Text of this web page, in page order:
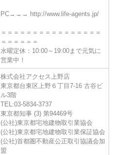
PC→→→ http://www.life-agents.jp/
＝＝＝＝＝＝＝＝＝＝＝＝＝＝＝＝
＝＝＝＝＝＝
水曜定休：10:00～19:00まで元気に
営業中！
株式会社アクセス上野店
東京都台東区上野６丁目7-16 古谷ビ
ル3階
TEL:03-5834-3737
東京都知事 (3) 第94469号
(公社)東京都宅地建物取引業協会
(公社)東京都宅地建物取引業保証協会
(公社)首都圏不動産公正取引協議会加
盟